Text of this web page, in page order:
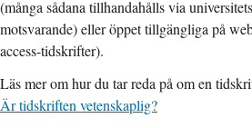
(många sådana tillhandahålls via
motsvarande) eller öppet tillgängliga på
access-tidskrifter).
Läs mer om hur du tar reda på om en
Är tidskriften vetenskaplig?